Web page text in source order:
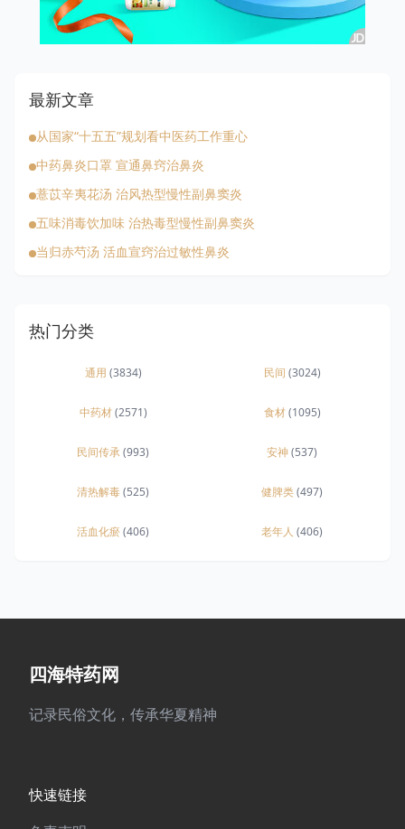
最新文章
从国家“十五五”规划看中医药工作重心
中药鼻炎口罩 宣通鼻窍治鼻炎
薏苡辛夷花汤 治风热型慢性副鼻窦炎
五味消毒饮加味 治热毒型慢性副鼻窦炎
当归赤芍汤 活血宣窍治过敏性鼻炎
热门分类
通用 (3834) 民间 (3024)
中药材(2571) 食材(1095)
民间传承(993) 安神(537)
清热解毒(525) 健脾类(497)
活血化瘀(406) 老年人 (406)
四海特药网
记录民俗文化，传承华夏精神
快速链接